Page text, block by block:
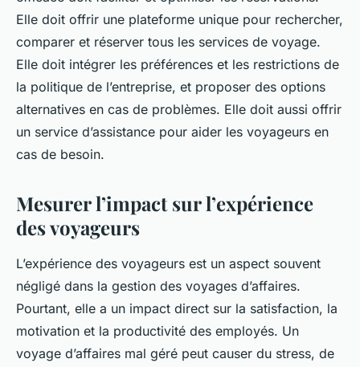
Elle doit offrir une plateforme unique pour rechercher,
comparer et réserver tous les services de voyage.
Elle doit intégrer les préférences et les restrictions de
la politique de l’entreprise, et proposer des options
alternatives en cas de problèmes. Elle doit aussi offrir
un service d’assistance pour aider les voyageurs en
cas de besoin.
Mesurer l’impact sur l’expérience
des voyageurs
L’expérience des voyageurs est un aspect souvent
négligé dans la gestion des voyages d’affaires.
Pourtant, elle a un impact direct sur la satisfaction, la
motivation et la productivité des employés. Un
voyage d’affaires mal géré peut causer du stress, de